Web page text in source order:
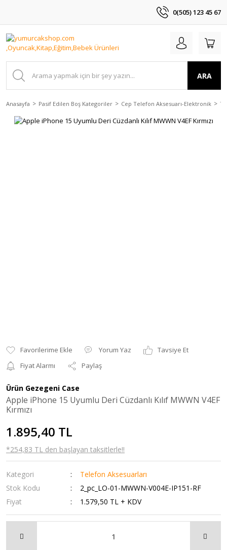
0(505) 123 45 67
ARA
Anasayfa Pasif Edilen Boş Kategoriler Cep Telefon Aksesuarı-Elektronik
Yorum Yaz
Tavsiye Et
Fiyat Alarmı
Paylaş
Ürün Gezegeni Case
Apple iPhone 15 Uyumlu Deri Cüzdanlı Kılıf MWWN V4EF
Kırmızı
1.895,40 TL
*254,83 TL den başlayan taksitlerle!!
Kategori
Telefon Aksesuarları
Stok Kodu
2_pc_LO-01-MWWN-V004E-IP151-RF
Fiyat
1.579,50 TL + KDV